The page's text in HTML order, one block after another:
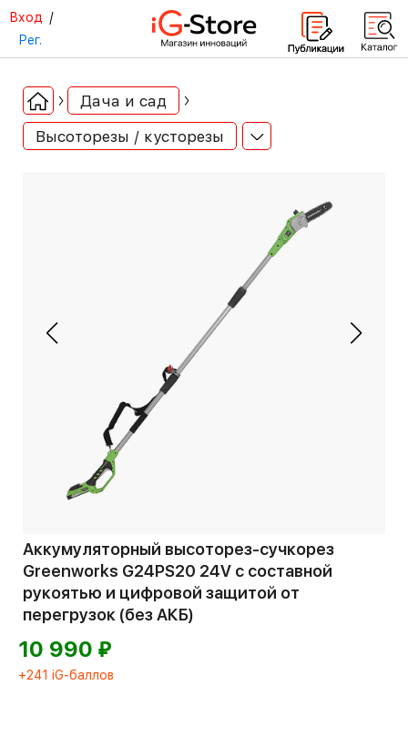
Вход /
Рег.
Дача и сад
Высоторезы / кусторезы
Аккумуляторный высоторез-сучкорез
Greenworks G24PS20 24V с составной
рукоятью и цифровой защитой от
перегрузок (без АКБ)
10 990 ⃏
+241 iG-баллов